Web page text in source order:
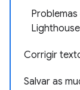
Lighthouse
Corrigir
Salvar as